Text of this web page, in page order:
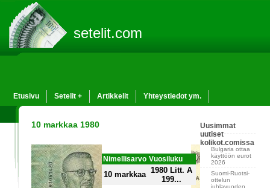
setelit.com
Etusivu Setelit + Artikkelit Yhteystiedot ym.
10 markkaa 1980
Nimellisarvo Vuosiluku
10 markkaa 1980 Litt. A
199...
Uusimmat
uutiset
kolikot.comissa
Bulgaria ottaa
käyttöön eurot
2026
Suomi-Ruotsi-
ottelun
juhlavuoden